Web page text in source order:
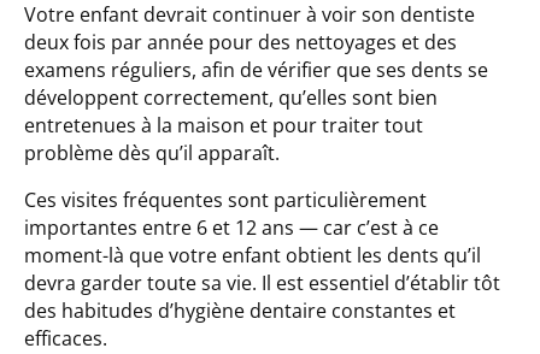
Votre enfant devrait continuer à voir son dentiste
deux fois par année pour des nettoyages et des
examens réguliers, afin de vérifier que ses dents se
développent correctement, qu’elles sont bien
entretenues à la maison et pour traiter tout
problème dès qu’il apparaît.
Ces visites fréquentes sont particulièrement
importantes entre 6 et 12 ans — car c’est à ce
moment-là que votre enfant obtient les dents qu’il
devra garder toute sa vie. Il est essentiel d’établir tôt
des habitudes d’hygiène dentaire constantes et
efficaces.